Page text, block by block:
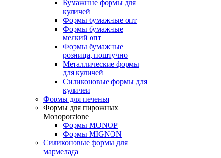
Бумажные формы для
куличей
Формы бумажные опт
Формы бумажные
мелкий опт
Формы бумажные
розница, поштучно
Металлические формы
для куличей
Силиконовые формы для
куличей
Формы для печенья
Формы для пирожных
Monoporzione
Формы MONOP
Формы MIGNON
Силиконовые формы для
мармелада